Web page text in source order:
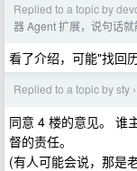
Replied to a topic by
器 Agent 扩展，说句话就
看了介绍，可能"找回
Replied to a topic by sty ›
同意 4 楼的意见。 谁
督的责任。
(有人可能会说，那是